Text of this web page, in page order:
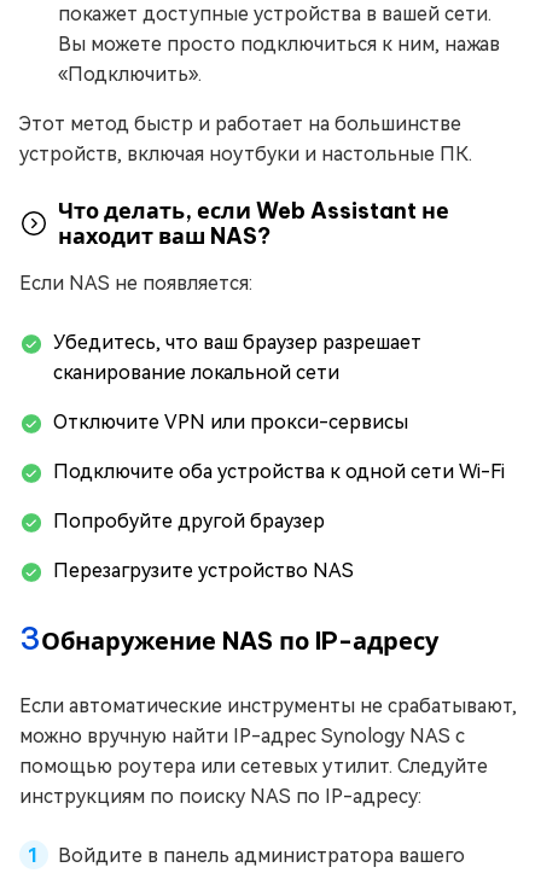
покажет доступные устройства в вашей сети.
Вы можете просто подключиться к ним, нажав
«Подключить».
Этот метод быстр и работает на большинстве
устройств, включая ноутбуки и настольные ПК.
Что делать, если Web Assistant не
находит ваш NAS?
Если NAS не появляется:
Убедитесь, что ваш браузер разрешает
сканирование локальной сети
Отключите VPN или прокси-сервисы
Подключите оба устройства к одной сети Wi-Fi
Попробуйте другой браузер
Перезагрузите устройство NAS
3Обнаружение NAS по IP-адресу
Если автоматические инструменты не срабатывают,
можно вручную найти IP-адрес Synology NAS с
помощью роутера или сетевых утилит. Следуйте
инструкциям по поиску NAS по IP-адресу:
Войдите в панель администратора вашего